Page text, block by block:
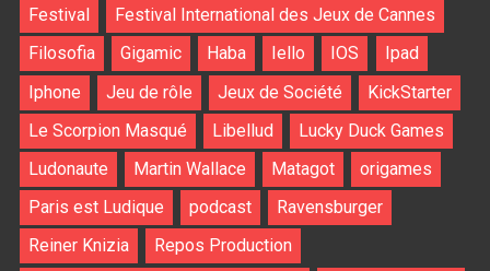
Festival
Festival International des Jeux de Cannes
Filosofia
Gigamic Haba Iello IOS
Ipad
Iphone
Jeu de rôle Jeux de Société
KickStarter
Le Scorpion Masqué
Libellud
Lucky Duck Games
Ludonaute
Martin Wallace Matagot
origames
Paris est Ludique
podcast
Ravensburger
Reiner Knizia
Repos Production